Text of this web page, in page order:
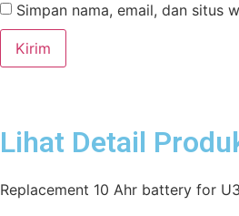
Simpan nama, email, dan situs
Lihat Detail
Replacement 10 Ahr battery for